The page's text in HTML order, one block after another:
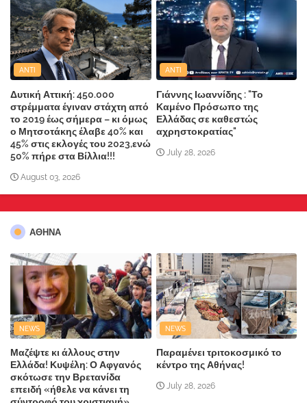
ANTI
Δυτική Αττική: 450.000
στρέμματα έγιναν στάχτη από
το 2019 έως σήμερα – κι όμως
ο Μητσοτάκης έλαβε 40% και
45% στις εκλογές του 2023,ενώ
50% πήρε στα Βίλλια!!!
August 03, 2026
ANTI
Γιάννης Ιωαννίδης : "Το
Καμένο Πρόσωπο της
Ελλάδας σε καθεστώς
αχρηστοκρατίας"
July 28, 2026
ΑΘΗΝΑ
NEWS
Μαζέψτε κι άλλους στην
Ελλάδα! Κυψέλη: Ο Αφγανός
σκότωσε την Βρετανίδα
επειδή «ήθελε να κάνει τη
NEWS
Παραμένει τριτοκοσμικό το
κέντρο της Αθήνας!
July 28, 2026